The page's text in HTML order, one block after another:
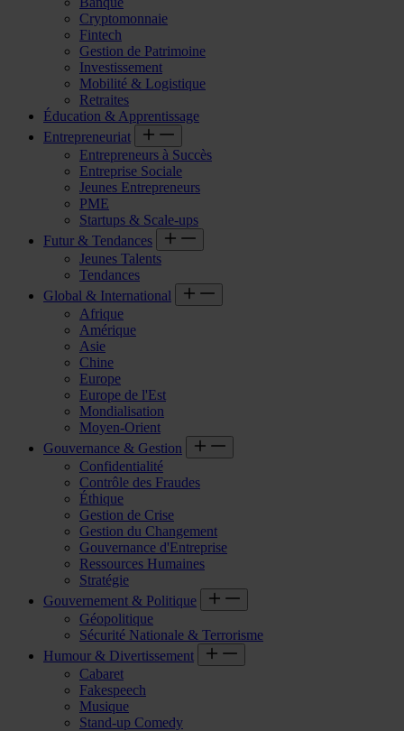
Cryptomonnaie
Fintech
Gestion de Patrimoine
Investissement
Mobilité & Logistique
Retraites
Éducation & Apprentissage
Entrepreneuriat
Entrepreneurs à Succès
Entreprise Sociale
Jeunes Entrepreneurs
PME
Startups & Scale-ups
Futur & Tendances
Jeunes Talents
Tendances
Global & International
Afrique
Amérique
Asie
Chine
Europe
Europe de l'Est
Mondialisation
Moyen-Orient
Gouvernance & Gestion
Confidentialité
Contrôle des Fraudes
Éthique
Gestion de Crise
Gestion du Changement
Gouvernance d'Entreprise
Ressources Humaines
Stratégie
Gouvernement & Politique
Géopolitique
Sécurité Nationale & Terrorisme
Humour & Divertissement
Cabaret
Fakespeech
Musique
Stand-up Comedy